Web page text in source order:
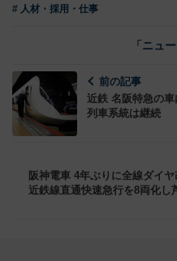
# 人材・採用・仕事
「ニュ
前の記事
近鉄 名阪特急の
列車系統は継続
阪神電車 4年ぶりに全線ダイ
近鉄線直通快速急行を8両化し